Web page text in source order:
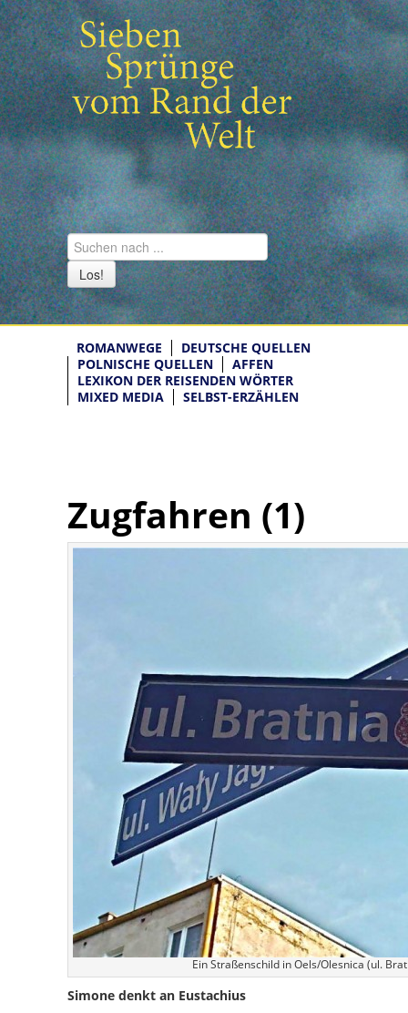
Los!
ROMANWEGE
DEUTSCHE QUELLEN
POLNISCHE QUELLEN
AFFEN
LEXIKON DER REISENDEN WÖRTER
MIXED MEDIA
SELBST-ERZÄHLEN
Zugfahren (1)
Ein Straßenschild in Oels/Olesnica (ul.
Simone denkt an Eustachius